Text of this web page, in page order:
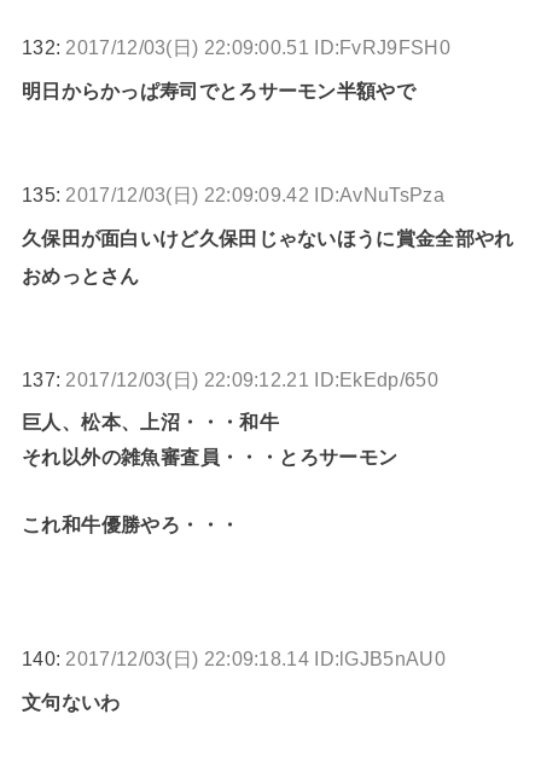
132: 2017/12/03(日) 22:09:00.51 ID:FvRJ9FSH0
明日からかっぱ寿司でとろサーモン半額やで
135: 2017/12/03(日) 22:09:09.42 ID:AvNuTsPza
久保田が面白いけど久保田じゃないほうに賞金全部やれ
おめっとさん
137: 2017/12/03(日) 22:09:12.21 ID:EkEdp/650
巨人、松本、上沼・・・和牛
それ以外の雑魚審査員・・・とろサーモン
これ和牛優勝やろ・・・
140: 2017/12/03(日) 22:09:18.14 ID:lGJB5nAU0
文句ないわ